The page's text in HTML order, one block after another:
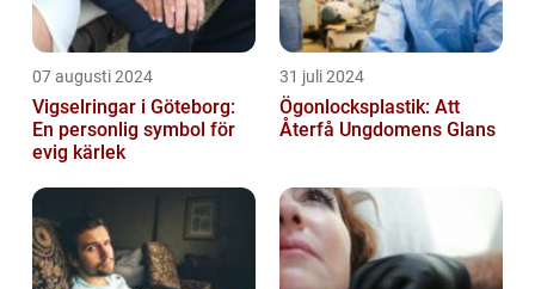
07 augusti 2024
Vigselringar i Göteborg:
En personlig symbol för
evig kärlek
31 juli 2024
Ögonlocksplastik: Att
Återfå Ungdomens Glans